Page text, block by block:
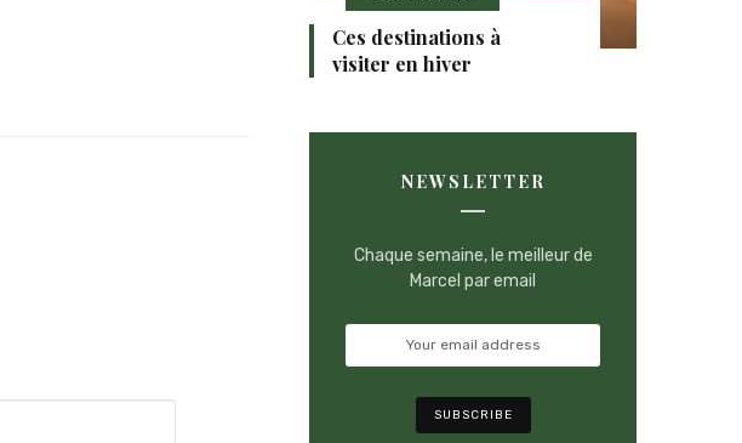
Ces destinations à
visiter en hiver
NEWSLETTER
Chaque semaine, le meilleur de
Marcel par email